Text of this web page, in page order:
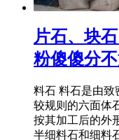
片石、块
粉傻傻分
料石 料石是由致
较规则的六面体
按其加工后的外
半细料石和细料